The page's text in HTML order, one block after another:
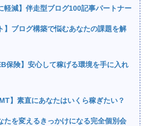
軽減】伴走型ブログ100記事パートナー
】ブログ構築で悩むあなたの課題を解
保険】安心して稼げる環境を手に入れ
】素直にあなたはいくら稼ぎたい？
たを変えるきっかけになる完全個別会